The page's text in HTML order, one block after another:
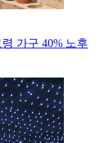
가구 40% 노후